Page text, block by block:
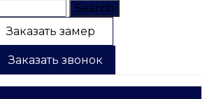
Search
Заказать замер
Заказать звонок